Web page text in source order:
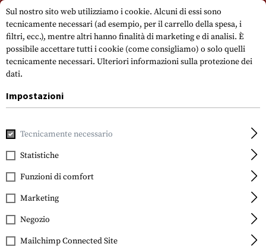
Si prega di notare che i tempi di consegna possono variare a causa di un
giorno festivo su 15.08.2026.
Casa Accessori per pistole Bilance e
FILTRO
Sul nostro sito web utilizziamo i cookie. Alcuni di essi sono
tecnicamente necessari (ad esempio, per il carrello della spesa, i
filtri, ecc.), mentre altri hanno finalità di marketing e di analisi. È
possibile accettare tutti i cookie (come consigliamo) o solo quelli
tecnicamente necessari. Ulteriori informazioni sulla protezione dei
dati.
Impostazioni
Tecnicamente necessario
Statistiche
Funzioni di comfort
Marketing
Negozio
Mailchimp Connected Site